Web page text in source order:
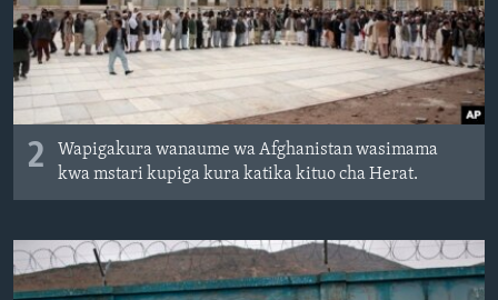
2
Wapigakura wanaume wa Afghanistan wasimama
kwa mstari kupiga kura katika kituo cha Herat.